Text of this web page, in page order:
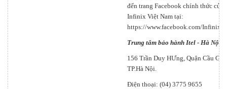
đến trang Facebook chính thức của
Infinix Việt Nam tại:
https://www.facebook.com/
Trung tâm bảo hành Itel - Hà Nội
156 Trần Duy HƯng, Quận Cầu
TP.Hà Nội.
Điện thoại: (04) 3775 9655